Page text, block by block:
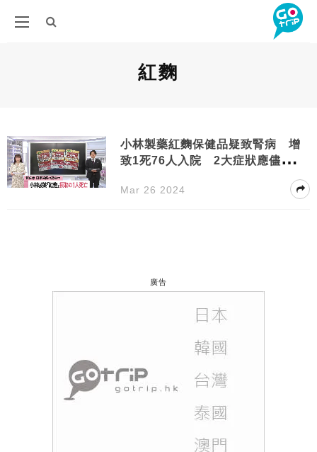
紅麴
小林製藥紅麴保健品疑致腎病 增
致1死76人入院 2大症狀應儘早求
Mar 26 2024
廣告